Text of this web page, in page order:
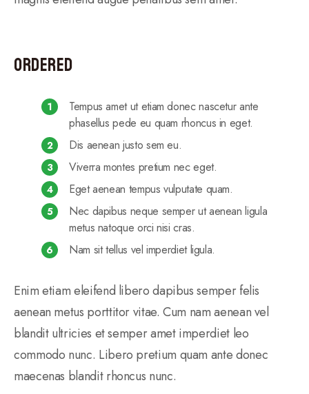
Ordered
Tempus amet ut etiam donec nascetur ante
phasellus pede eu quam rhoncus in eget.
Dis aenean justo sem eu.
Viverra montes pretium nec eget.
Eget aenean tempus vulputate quam.
Nec dapibus neque semper ut aenean ligula
metus natoque orci nisi cras.
Nam sit tellus vel imperdiet ligula.
Enim etiam eleifend libero dapibus semper felis
aenean metus porttitor vitae. Cum nam aenean vel
blandit ultricies et semper amet imperdiet leo
commodo nunc. Libero pretium quam ante donec
maecenas blandit rhoncus nunc.